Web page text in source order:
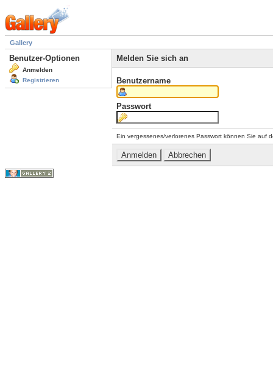
Gallery
Benutzer-Optionen
Anmelden
Registrieren
Melden Sie sich an
Benutzername
Passwort
Ein vergessenes/verlorenes Passwort können Sie auf